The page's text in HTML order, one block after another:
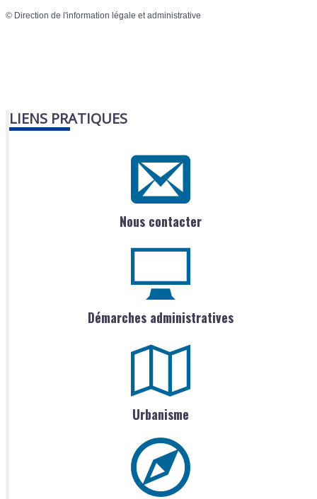
© Direction de l'information légale et administrative
LIENS PRATIQUES
Nous contacter
Démarches administratives
Urbanisme